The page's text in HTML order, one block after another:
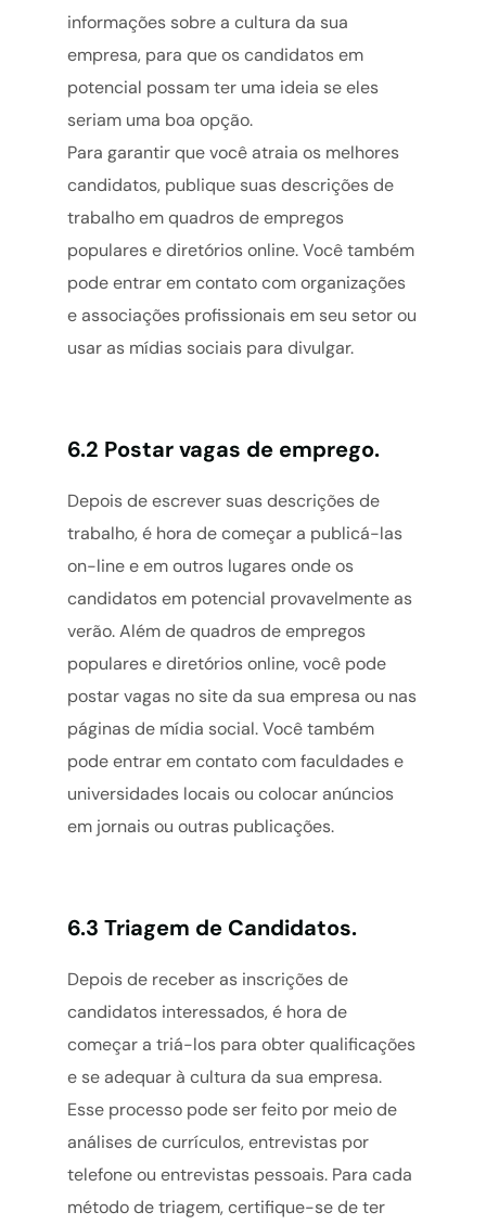
informações sobre a cultura da sua
empresa, para que os candidatos em
potencial possam ter uma ideia se eles
seriam uma boa opção.
Para garantir que você atraia os melhores
candidatos, publique suas descrições de
trabalho em quadros de empregos
populares e diretórios online. Você também
pode entrar em contato com organizações
e associações profissionais em seu setor ou
usar as mídias sociais para divulgar.
6.2 Postar vagas de emprego.
Depois de escrever suas descrições de
trabalho, é hora de começar a publicá-las
on-line e em outros lugares onde os
candidatos em potencial provavelmente as
verão. Além de quadros de empregos
populares e diretórios online, você pode
postar vagas no site da sua empresa ou nas
páginas de mídia social. Você também
pode entrar em contato com faculdades e
universidades locais ou colocar anúncios
em jornais ou outras publicações.
6.3 Triagem de Candidatos.
Depois de receber as inscrições de
candidatos interessados, é hora de
começar a triá-los para obter qualificações
e se adequar à cultura da sua empresa.
Esse processo pode ser feito por meio de
análises de currículos, entrevistas por
telefone ou entrevistas pessoais. Para cada
método de triagem, certifique-se de ter